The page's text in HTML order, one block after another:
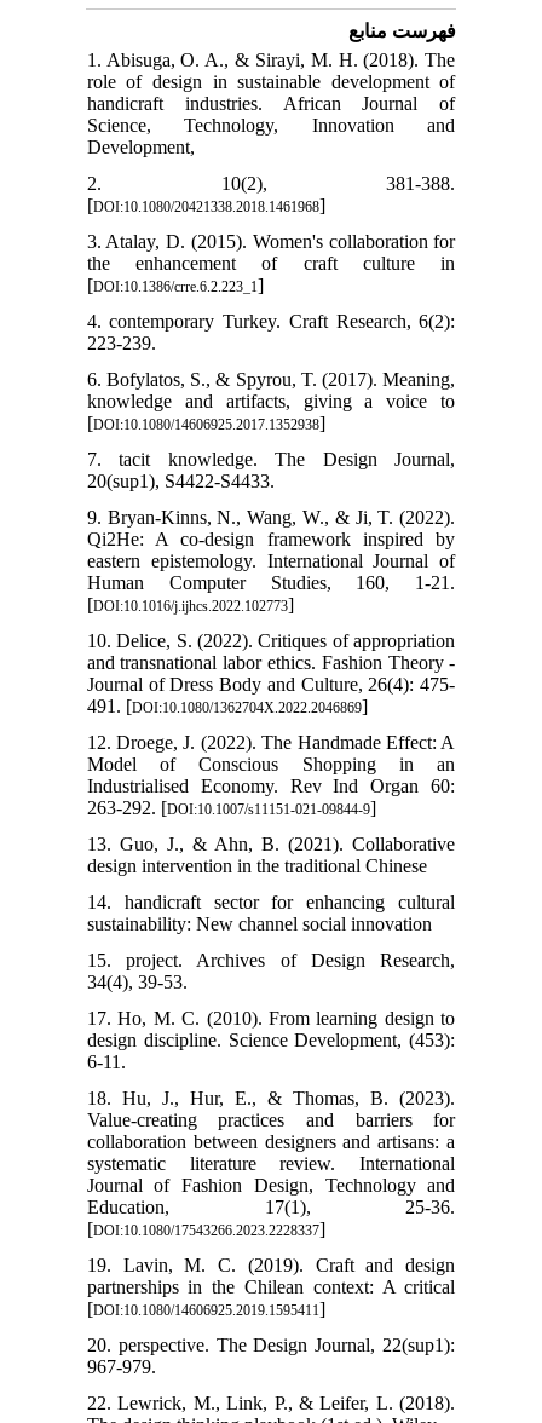
فهرست منابع
1. Abisuga, O. A., & Sirayi, M. H. (2018). The
role of design in sustainable development of
handicraft industries. African Journal of
Science, Technology, Innovation and
Development,
2. 10(2), 381-388.
[DOI:10.1080/20421338.2018.1461968]
3. Atalay, D. (2015). Women's collaboration for
the enhancement of craft culture in
[DOI:10.1386/crre.6.2.223_1]
4. contemporary Turkey. Craft Research, 6(2):
223-239.
6. Bofylatos, S., & Spyrou, T. (2017). Meaning,
knowledge and artifacts, giving a voice to
[DOI:10.1080/14606925.2017.1352938]
7. tacit knowledge. The Design Journal,
20(sup1), S4422-S4433.
9. Bryan-Kinns, N., Wang, W., & Ji, T. (2022).
Qi2He: A co-design framework inspired by
eastern epistemology. International Journal of
Human Computer Studies, 160, 1-21.
[DOI:10.1016/j.ijhcs.2022.102773]
10. Delice, S. (2022). Critiques of appropriation
and transnational labor ethics. Fashion Theory -
Journal of Dress Body and Culture, 26(4): 475-
491. [DOI:10.1080/1362704X.2022.2046869]
12. Droege, J. (2022). The Handmade Effect: A
Model of Conscious Shopping in an
Industrialised Economy. Rev Ind Organ 60:
263-292. [DOI:10.1007/s11151-021-09844-9]
13. Guo, J., & Ahn, B. (2021). Collaborative
design intervention in the traditional Chinese
14. handicraft sector for enhancing cultural
sustainability: New channel social innovation
15. project. Archives of Design Research,
34(4), 39-53.
17. Ho, M. C. (2010). From learning design to
design discipline. Science Development, (453):
6-11.
18. Hu, J., Hur, E., & Thomas, B. (2023).
Value-creating practices and barriers for
collaboration between designers and artisans: a
systematic literature review. International
Journal of Fashion Design, Technology and
Education, 17(1), 25-36.
[DOI:10.1080/17543266.2023.2228337]
19. Lavin, M. C. (2019). Craft and design
partnerships in the Chilean context: A critical
[DOI:10.1080/14606925.2019.1595411]
20. perspective. The Design Journal, 22(sup1):
967-979.
22. Lewrick, M., Link, P., & Leifer, L. (2018).